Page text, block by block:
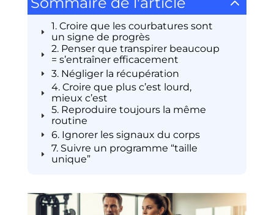
1. Croire que les courbatures sont
un signe de progrès
2. Penser que transpirer beaucoup
= s’entraîner efficacement
3. Négliger la récupération
4. Croire que plus c’est lourd,
mieux c’est
5. Reproduire toujours la même
routine
6. Ignorer les signaux du corps
7. Suivre un programme “taille
unique”